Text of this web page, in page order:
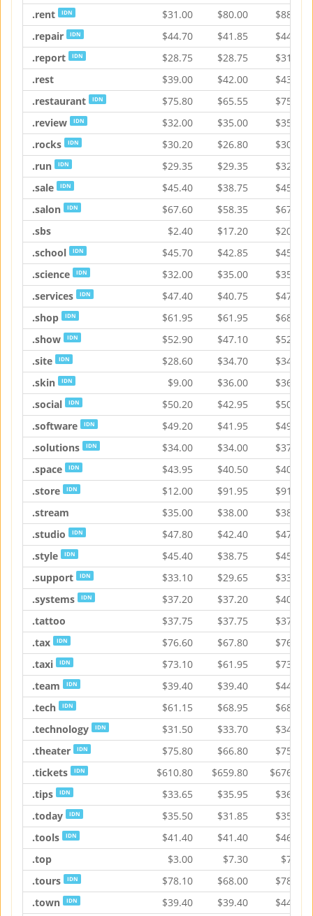
.rent
IDN $31.00 $80.00 $88.25
.repair
IDN $44.70 $41.85 $44.70
.report
IDN $28.75 $28.75 $31.95
.rest
$39.00 $42.00 $43.05
.restaurant
IDN $75.80 $65.55 $75.80
.review
IDN $32.00 $35.00 $35.90
.rocks
IDN $30.20 $26.80 $30.20
.run
IDN $29.35 $29.35 $32.70
.sale
IDN $45.40 $38.75 $45.40
.salon
IDN $67.60 $58.35 $67.60
.sbs
$2.40 $17.20 $20.20
.school
IDN $45.70 $42.85 $45.70
.science
IDN $32.00 $35.00 $35.90
.services
IDN $47.40 $40.75 $47.40
.shop
IDN $61.95 $61.95 $68.95
.show
IDN $52.90 $47.10 $52.90
.site
IDN $28.60 $34.70 $34.70
.skin
IDN $9.00 $36.00 $36.00
.social
IDN $50.20 $42.95 $50.20
.software
IDN $49.20 $41.95 $49.20
.solutions
IDN $34.00 $34.00 $37.35
.space
IDN $43.95 $40.50 $40.50
.store
IDN $12.00 $91.95 $91.95
.stream
$35.00 $38.00 $38.95
.studio
IDN $47.80 $42.40 $47.80
.style
IDN $45.40 $38.75 $45.40
.support
IDN $33.10 $29.65 $33.10
.systems
IDN $37.20 $37.20 $40.85
.tattoo
$37.75 $37.75 $37.75
.tax
IDN $76.60 $67.80 $76.60
.taxi
IDN $73.10 $61.95 $73.10
.team
IDN $39.40 $39.40 $44.25
.tech
IDN $61.15 $68.95 $68.95
.technology
IDN $31.50 $33.70 $34.60
.theater
IDN $75.80 $66.80 $75.80
.tickets
IDN $610.80 $659.80 $676.55
.tips
IDN $33.65 $35.95 $36.90
.today
IDN $35.50 $31.85 $35.50
.tools
IDN $41.40 $41.40 $46.30
.top
$3.00 $7.30 $7.30
.tours
IDN $78.10 $68.00 $78.10
.town
IDN $39.40 $39.40 $44.25